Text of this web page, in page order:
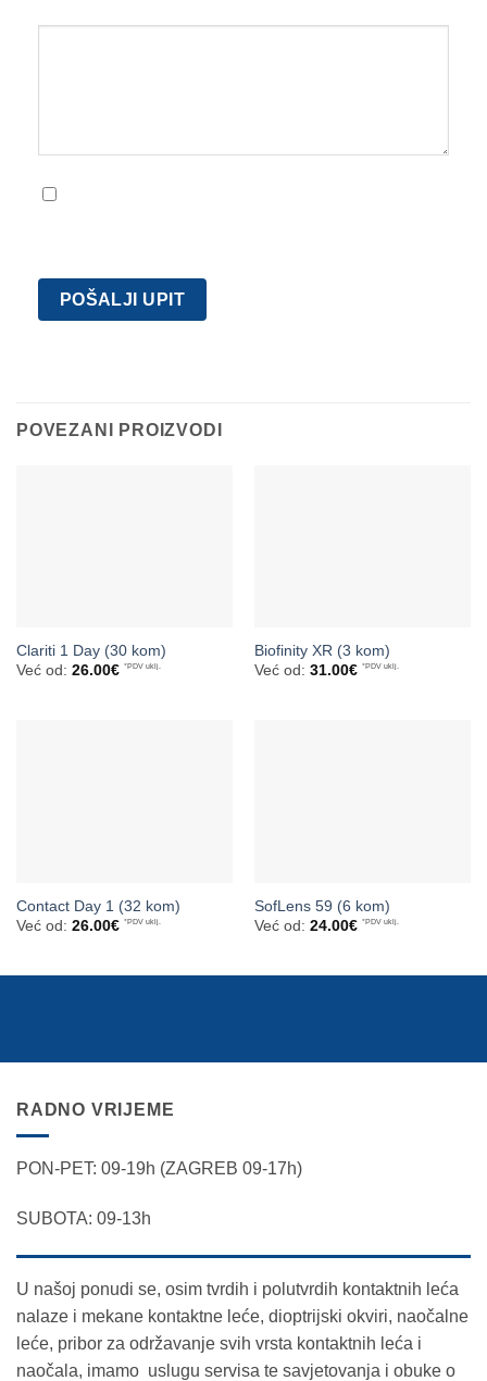
POVEZANI PROIZVODI
Clariti 1 Day (30 kom)
Već od: 26.00€ *PDV uklj.
Biofinity XR (3 kom)
Već od: 31.00€ *PDV uklj.
Contact Day 1 (32 kom)
Već od: 26.00€ *PDV uklj.
SofLens 59 (6 kom)
Već od: 24.00€ *PDV uklj.
RADNO VRIJEME
PON-PET: 09-19h (ZAGREB 09-17h)
SUBOTA: 09-13h
U našoj ponudi se, osim tvrdih i polutvrdih kontaktnih leća
nalaze i mekane kontaktne leće, dioptrijski okviri, naočalne
leće, pribor za održavanje svih vrsta kontaktnih leća i
naočala, imamo uslugu servisa te savjetovanja i obuke o